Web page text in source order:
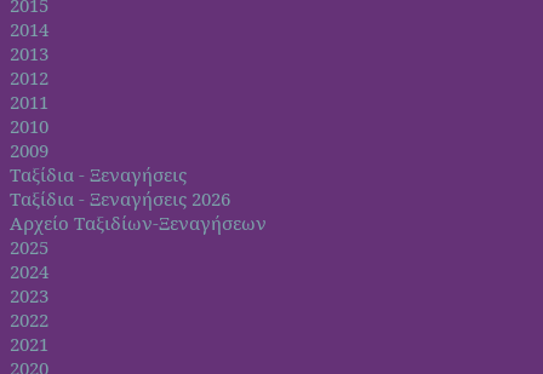
2015
2014
2013
2012
2011
2010
2009
Ταξίδια - Ξεναγήσεις
Ταξίδια - Ξεναγήσεις 2026
Αρχείο Ταξιδίων-Ξεναγήσεων
2025
2024
2023
2022
2021
2020